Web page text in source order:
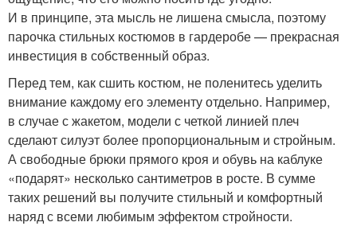
И в принципе, эта мысль не лишена смысла, поэтому
парочка стильных костюмов в гардеробе — прекрасная
инвестиция в собственный образ.
Перед тем, как сшить костюм, не поленитесь уделить
внимание каждому его элементу отдельно. Например,
в случае с жакетом, модели с четкой линией плеч
сделают силуэт более пропорциональным и стройным.
А свободные брюки прямого кроя и обувь на каблуке
«подарят» несколько сантиметров в росте. В сумме
таких решений вы получите стильный и комфортный
наряд с всеми любимым эффектом стройности.